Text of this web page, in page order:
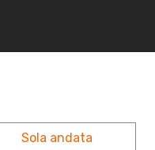
Sola andata